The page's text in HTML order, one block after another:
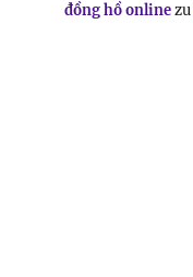
đồng hồ onlinezu